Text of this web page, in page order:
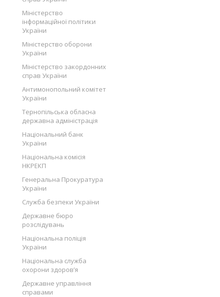
Міністерство
інформаційної політики
України
Міністерство оборони
України
Міністерство закордонних
справ України
Антимонопольний комітет
України
Тернопільська обласна
державна адміністрація
Національний банк
України
Національна комісія
НКРЕКП
Генеральна Прокуратура
України
Служба безпеки України
Державне бюро
розслідувань
Національна поліція
України
Національна служба
охорони здоров’я
Державне управління
справами